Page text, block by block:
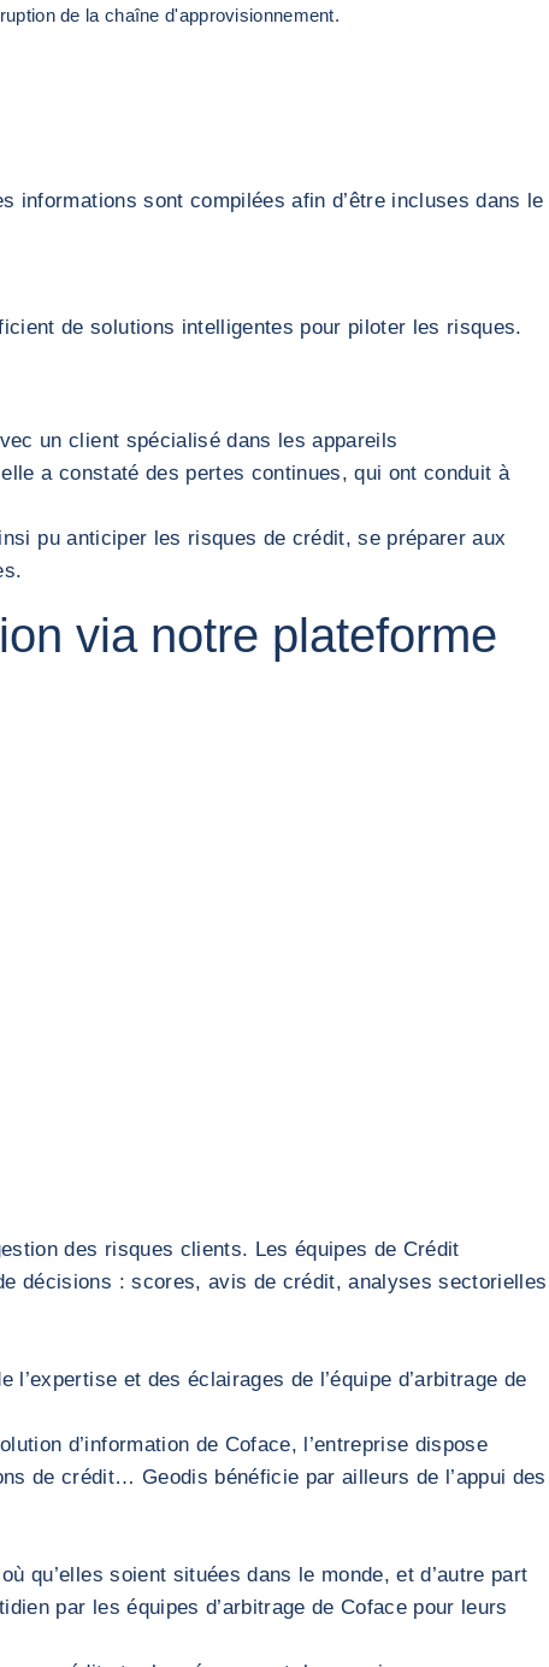
de la chaîne d'approvisionnement.
sont compilées afin d’être incluses dans le
de solutions intelligentes pour piloter les risques.
un client spécialisé dans les appareils
a constaté des pertes continues, qui ont conduit à
pu anticiper les risques de crédit, se préparer aux
via notre plateforme
des risques clients. Les équipes de Crédit
décisions : scores, avis de crédit, analyses sectorielles
et des éclairages de l’équipe d’arbitrage de
d’information de Coface, l’entreprise dispose
de crédit… Geodis bénéficie par ailleurs de l’appui des
qu’elles soient situées dans le monde, et d’autre part
par les équipes d’arbitrage de Coface pour leurs